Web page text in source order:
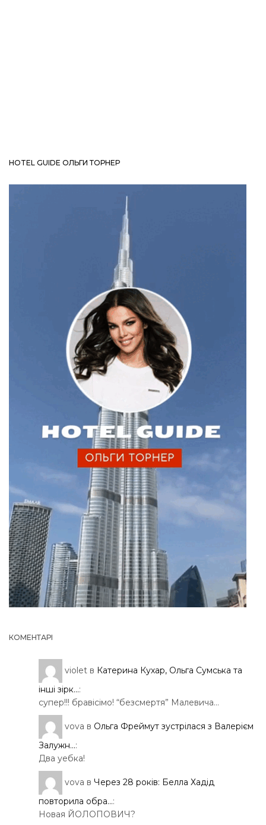
HOTEL GUIDE ОЛЬГИ ТОРНЕР
КОМЕНТАРІ
violet в Катерина Кухар, Ольга Сумська та
інші зірк...:
супер!!! бравісімо! “безсмертя” Малевича…
vova в Ольга Фреймут зустрілася з Валерієм
Залужн...:
Два уебка!
vova в Через 28 років: Белла Хадід
повторила обра...:
Новая ЙОЛОПОВИЧ?